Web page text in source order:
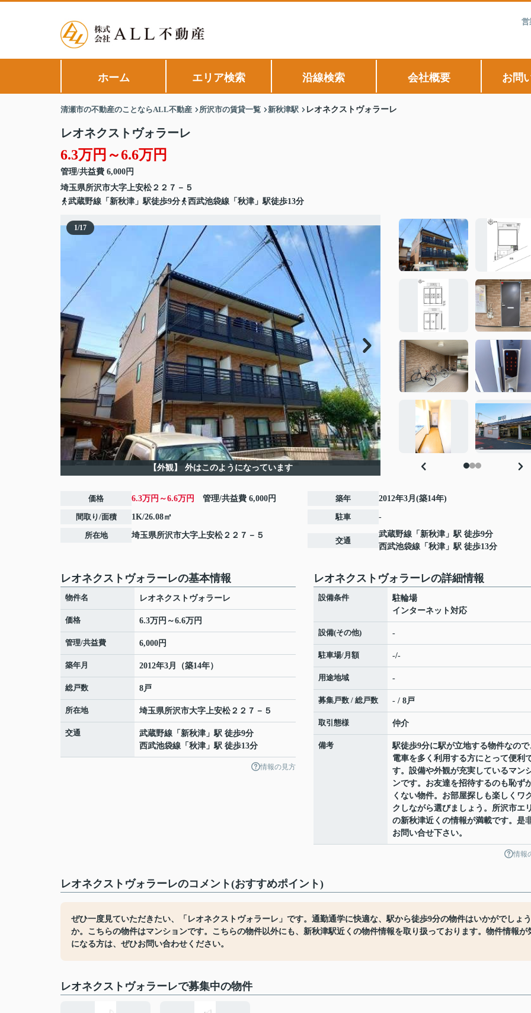
営
ホーム エリア検索 沿線検索 会社概要 お問
清瀬市の不動産のことならALL不動産 所沢市の賃貸一覧 新秋津駅 レオネクストヴォラーレ
レオネクストヴォラーレ
6.3万円～6.6万円
管理/共益費 6,000円
埼玉県所沢市大字上安松２２７－５
武蔵野線「新秋津」駅徒歩9分
西武池袋線「秋津」駅徒歩13分
1/17
【外観】 外はこのようになっています
価格 6.3万円～6.6万円 管理/共益費 6,000円
間取り/面積 1K/26.08㎡
所在地 埼玉県所沢市大字上安松２２７－５
築年 2012年3月(築14年)
駐車 -
交通
武蔵野線 「 新秋津 」駅 徒歩9分
西武池袋線 「 秋津 」駅 徒歩13分
レオネクストヴォラーレの基本情報
物件名 レオネクストヴォラーレ
価格 6.3万円～6.6万円
管理/共益費 6,000円
築年月 2012年3月（築14年）
総戸数 8戸
所在地 埼玉県所沢市大字上安松２２７－５
交通 武蔵野線 「 新秋津 」駅 徒歩9分
西武池袋線 「 秋津 」駅 徒歩13分
情報の見方
レオネクストヴォラーレの詳細情報
設備条件
駐輪場
インターネット対応
設備(その他) -
駐車場/月額 -/-
用途地域 -
募集戸数 / 総戸数 - / 8戸
取引態様 仲介
備考
駅徒歩9分に駅が立地する物件なので
電車を多く利用する方にとって便利
す。設備や外観が充実しているマン
ンです。お友達を招待するのも恥ず
くない物件。お部屋探しも楽しくワ
クしながら選びましょう。所沢市エ
の新秋津近くの情報が満載です。是非
お問い合せ下さい。
情報
レオネクストヴォラーレのコメント(おすすめポイント)
ぜひ一度見ていただきたい、「レオネクストヴォラーレ」です。通勤通学に快適な、駅から徒歩9分の物件はいかがでしょう
か。こちらの物件はマンションです。こちらの物件以外にも、新秋津駅近くの物件情報を取り扱っております。物件情報が
になる方は、ぜひお問い合わせください。
レオネクストヴォラーレで募集中の物件